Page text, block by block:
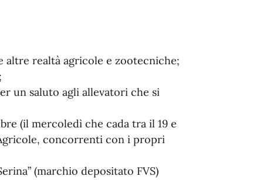
altre realtà agricole e zootecniche;
un saluto agli allevatori che si
(il mercoledì che cada tra il 19 e
concorrenti con i propri
(marchio depositato FVS)